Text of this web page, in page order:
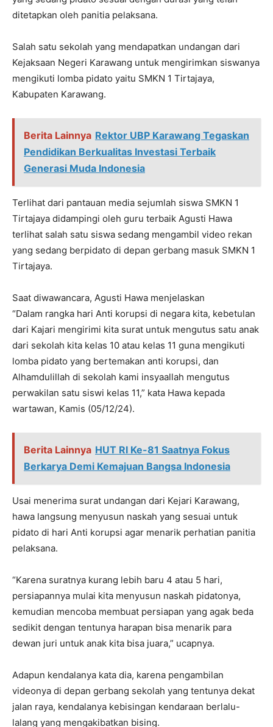
ditetapkan oleh panitia pelaksana.
Salah satu sekolah yang mendapatkan undangan dari
Kejaksaan Negeri Karawang untuk mengirimkan siswanya
mengikuti lomba pidato yaitu SMKN 1 Tirtajaya,
Kabupaten Karawang.
Berita Lainnya Rektor UBP Karawang Tegaskan
Pendidikan Berkualitas Investasi Terbaik
Generasi Muda Indonesia
Terlihat dari pantauan media sejumlah siswa SMKN 1
Tirtajaya didampingi oleh guru terbaik Agusti Hawa
terlihat salah satu siswa sedang mengambil video rekan
yang sedang berpidato di depan gerbang masuk SMKN 1
Tirtajaya.
Saat diwawancara, Agusti Hawa menjelaskan
“Dalam rangka hari Anti korupsi di negara kita, kebetulan
dari Kajari mengirimi kita surat untuk mengutus satu anak
dari sekolah kita kelas 10 atau kelas 11 guna mengikuti
lomba pidato yang bertemakan anti korupsi, dan
Alhamdulillah di sekolah kami insyaallah mengutus
perwakilan satu siswi kelas 11,” kata Hawa kepada
wartawan, Kamis (05/12/24).
Berita Lainnya HUT RI Ke-81 Saatnya Fokus
Berkarya Demi Kemajuan Bangsa Indonesia
Usai menerima surat undangan dari Kejari Karawang,
hawa langsung menyusun naskah yang sesuai untuk
pidato di hari Anti korupsi agar menarik perhatian panitia
pelaksana.
“Karena suratnya kurang lebih baru 4 atau 5 hari,
persiapannya mulai kita menyusun naskah pidatonya,
kemudian mencoba membuat persiapan yang agak beda
sedikit dengan tentunya harapan bisa menarik para
dewan juri untuk anak kita bisa juara,” ucapnya.
Adapun kendalanya kata dia, karena pengambilan
videonya di depan gerbang sekolah yang tentunya dekat
jalan raya, kendalanya kebisingan kendaraan berlalu-
lalang yang mengakibatkan bising.